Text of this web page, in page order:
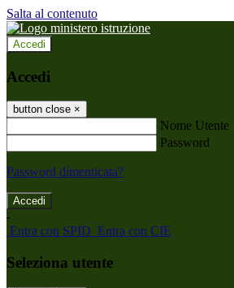
Salta al contenuto
Accedi
Accedi
button close ×
Nome Utente
Password
Password dimenticata?
-
Entra con SPID Entra con CIE
Seleziona utente